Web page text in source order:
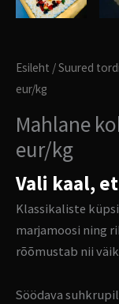
Esileht /Suured
eur/kg
Mahlane
eur/kg
Vali kaal,
Klassikaliste
marjamoosi ning
rõõmustab nii
Söödava